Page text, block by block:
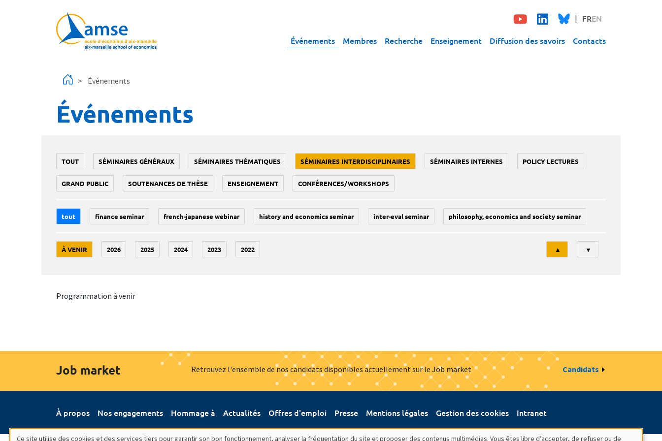
FREN
Événements Membres Recherche Enseignement Diffusion des savoirs Contacts
Événements
Événements
TOUT SÉMINAIRES GÉNÉRAUX SÉMINAIRES THÉMATIQUES SÉMINAIRES INTERDISCIPLINAIRES SÉMINAIRES INTERNES POLICY LECTURES
GRAND PUBLIC SOUTENANCES DE THÈSE ENSEIGNEMENT CONFÉRENCES/WORKSHOPS
tout finance seminar french-japanese webinar history and economics seminar inter-eval seminar philosophy, economics and society seminar
À VENIR 2026 2025 2024 2023 2022
Tri
▲ ▼
Programmation à venir
Job market Retrouvez l'ensemble de nos candidats disponibles actuellement sur le Job market Candidats
À propos Nos engagements Hommage à Actualités Offres d'emploi Presse Mentions légales Gestion des cookies Intranet
Ce site utilise des cookies et des services tiers pour garantir son bon fonctionnement, analyser la fréquentation du site et proposer des contenus multimédias. Vous êtes libre d’accepter, de refuser ou de